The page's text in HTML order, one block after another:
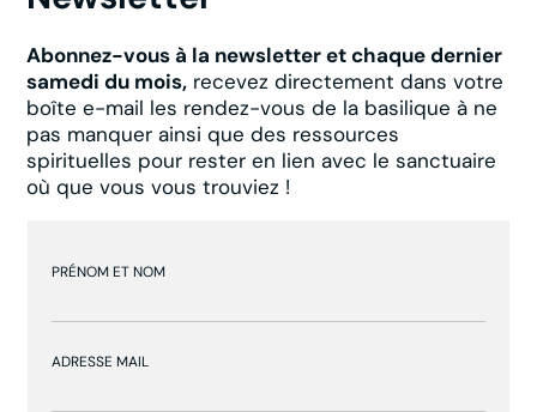
Abonnez-vous à la newsletter et chaque dernier
samedi du mois, recevez directement dans votre
boîte e-mail les rendez-vous de la basilique à ne
pas manquer ainsi que des ressources
spirituelles pour rester en lien avec le sanctuaire
où que vous vous trouviez !
PRÉNOM ET NOM
ADRESSE MAIL